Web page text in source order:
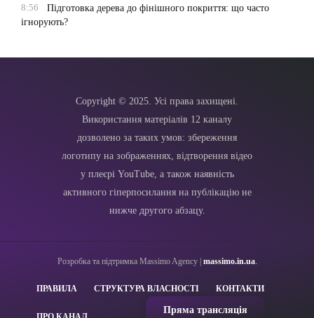
8:56
Підготовка дерева до фінішного покриття: що часто
ігнорують?
Copyright © 2025. Усі права захищені.
Використання матеріалів 12 каналу
дозволено за таких умов: збереження
логотипу на зображеннях, відтворення відео
у плеєрі YouTube, а також наявність
активного гіперпосилання на публікацію не
нижче другого абзацу.
Розробка та підтримка Massimo Agency | massimo.in.ua.
ПРАВИЛА СТРУКТУРА ВЛАСНОСТІ КОНТАКТИ
Пряма трансляція